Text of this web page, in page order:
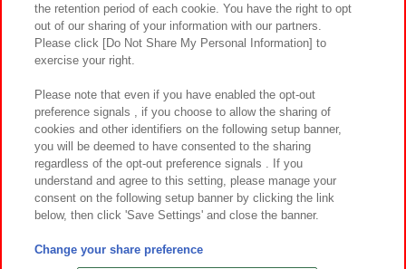
プライバシーポリシー ウェブアクセシビリティ方針と検証結果
お取引先さまとともに
カスタマーハラスメント対応方針 よくあるご質問・お問い合わせ
©Bandai Namco Amusement Inc.
©Bandai Namco Amusement Lab Inc.
the retention period of each cookie. You have the right to opt
out of our sharing of your information with our partners.
Please click [Do Not Share My Personal Information] to
exercise your right.
Please note that even if you have enabled the opt-out
preference signals , if you choose to allow the sharing of
cookies and other identifiers on the following setup banner,
you will be deemed to have consented to the sharing
regardless of the opt-out preference signals . If you
understand and agree to this setting, please manage your
consent on the following setup banner by clicking the link
below, then click 'Save Settings' and close the banner.
Change your share preference